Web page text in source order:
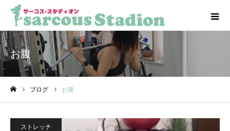
お腹
ブログ お腹
ストレッチ